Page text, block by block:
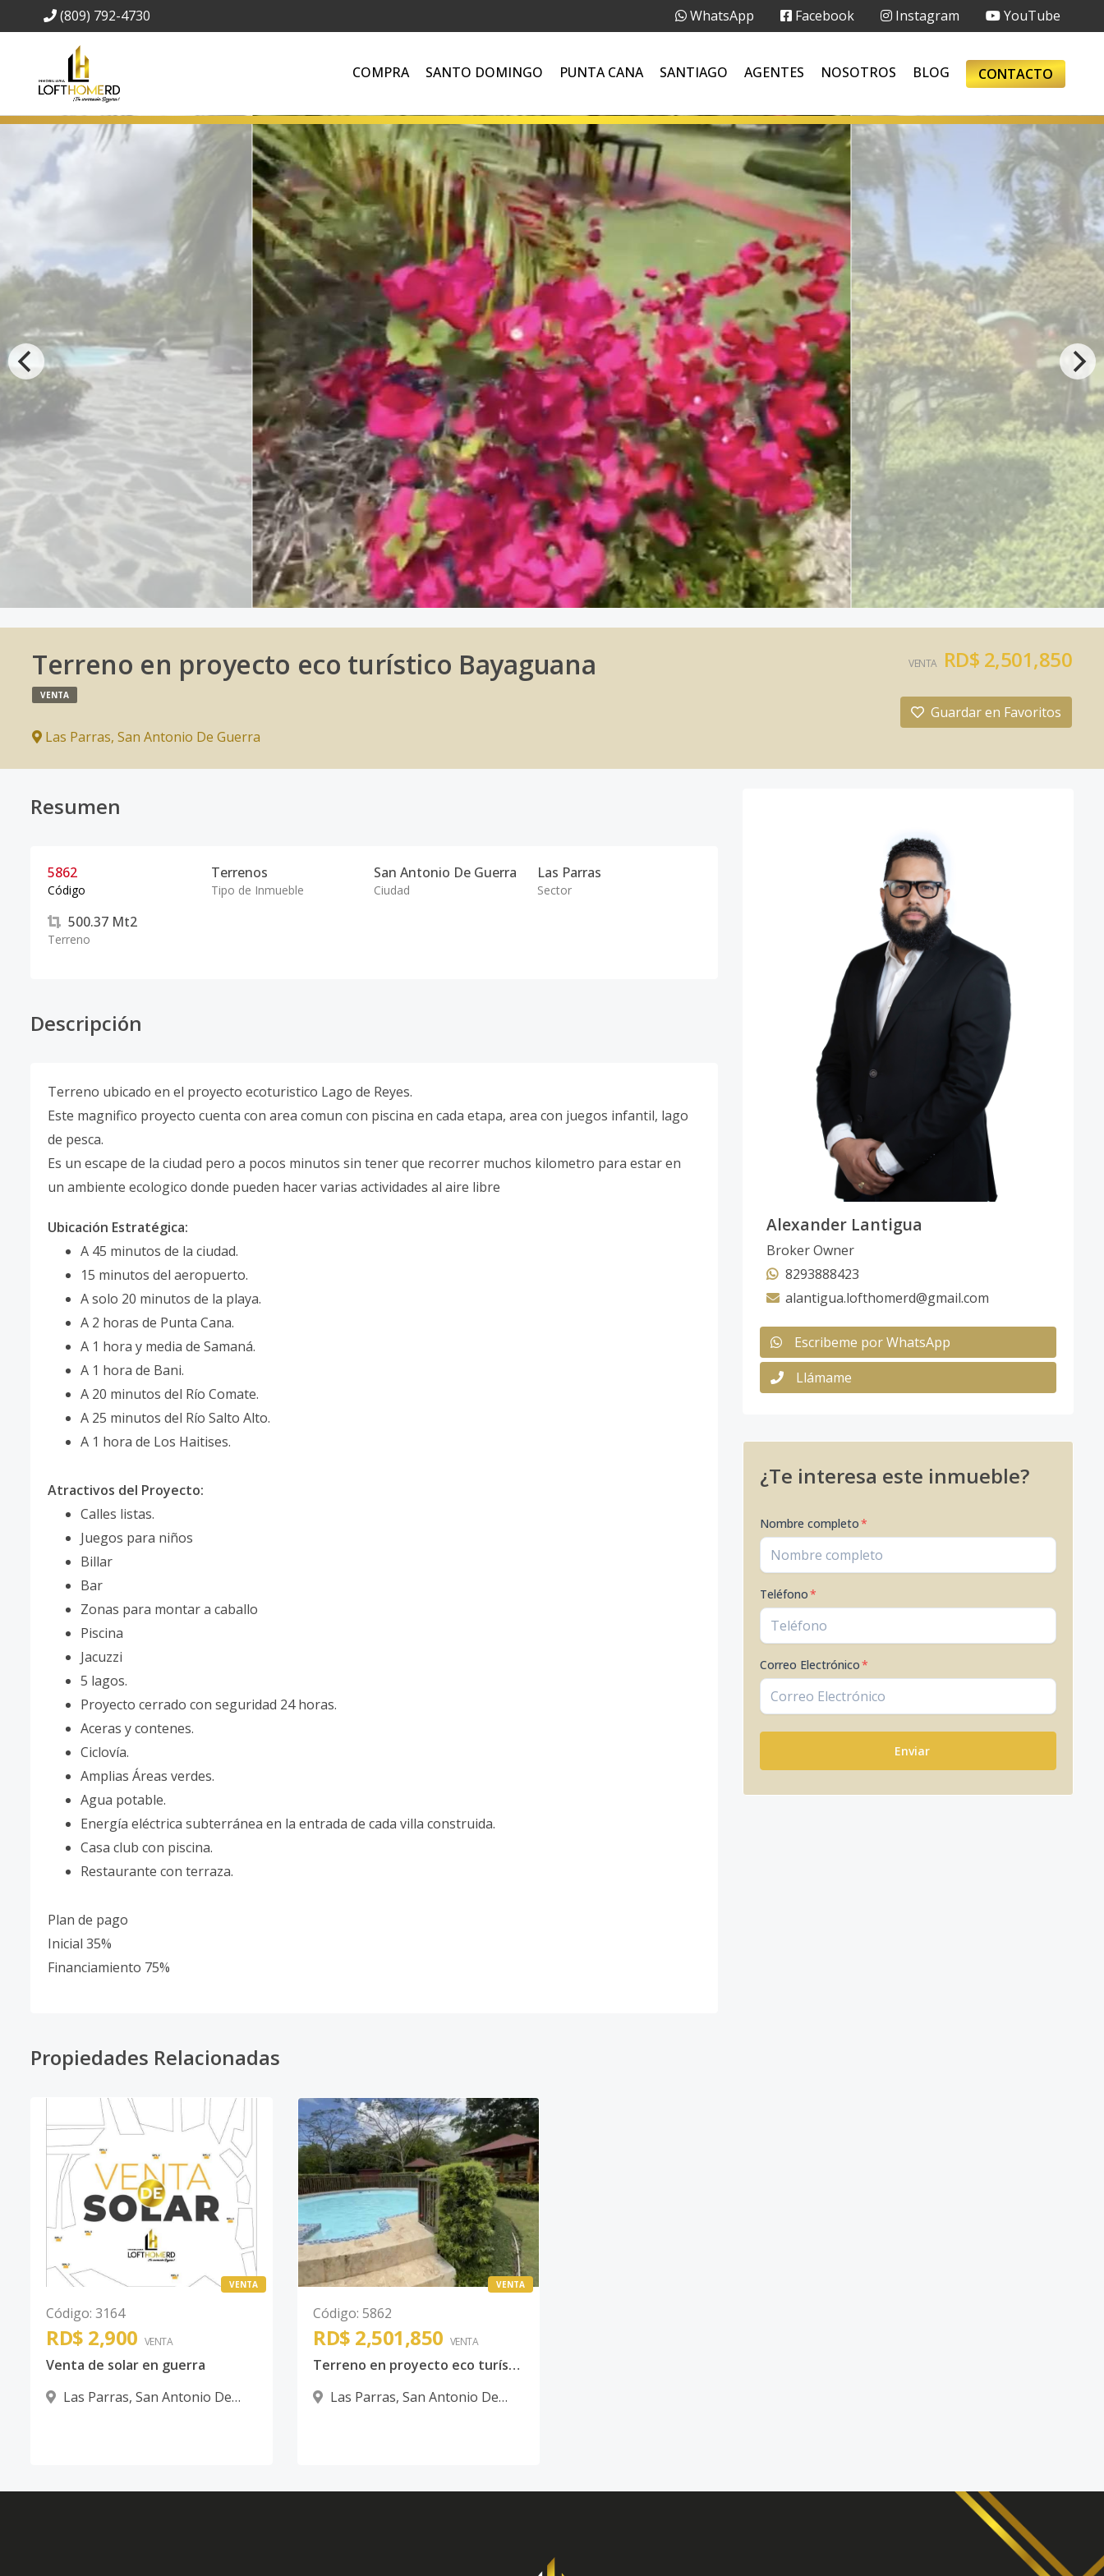
(809) 792-4730 WhatsApp Facebook Instagram YouTube
COMPRA SANTO DOMINGO PUNTA CANA SANTIAGO AGENTES NOSOTROS BLOG CONTACTO
Terreno en proyecto eco turístico Bayaguana
VENTA
Las Parras, San Antonio De Guerra
VENTA RD$ 2,501,850
Guardar en Favoritos
Resumen
5862
Código
Terrenos
Tipo de Inmueble
San Antonio De Guerra
Ciudad
Las Parras
Sector
500.37 Mt2
Terreno
Descripción
Terreno ubicado en el proyecto ecoturistico Lago de Reyes.
Este magnifico proyecto cuenta con area comun con piscina en cada etapa, area con juegos infantil, lago
de pesca.
Es un escape de la ciudad pero a pocos minutos sin tener que recorrer muchos kilometro para estar en
un ambiente ecologico donde pueden hacer varias actividades al aire libre
Ubicación Estratégica:
A 45 minutos de la ciudad.
15 minutos del aeropuerto.
A solo 20 minutos de la playa.
A 2 horas de Punta Cana.
A 1 hora y media de Samaná.
A 1 hora de Bani.
A 20 minutos del Río Comate.
A 25 minutos del Río Salto Alto.
A 1 hora de Los Haitises.
Atractivos del Proyecto:
Calles listas.
Juegos para niños
Billar
Bar
Zonas para montar a caballo
Piscina
Jacuzzi
5 lagos.
Proyecto cerrado con seguridad 24 horas.
Aceras y contenes.
Ciclovía.
Amplias Áreas verdes.
Agua potable.
Energía eléctrica subterránea en la entrada de cada villa construida.
Casa club con piscina.
Restaurante con terraza.
Plan de pago
Inicial 35%
Financiamiento 75%
Alexander Lantigua
Broker Owner
8293888423
alantigua.lofthomerd@gmail.com
Escribeme por WhatsApp
Llámame
¿Te interesa este inmueble?
Nombre completo*
Teléfono*
Correo Electrónico*
Enviar
Propiedades Relacionadas
VENTA
Código: 3164
RD$ 2,900 VENTA
Venta de solar en guerra
Las Parras, San Antonio De
VENTA
Código: 5862
RD$ 2,501,850 VENTA
Terreno en proyecto eco turístico Bayaguana
Las Parras, San Antonio De